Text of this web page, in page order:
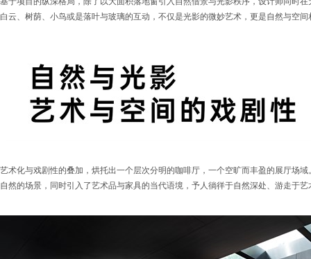
白云、树荫、小鸟或是落叶与玻璃的互动，不仅是光影的微妙艺术，更是自然与空
艺术化与戏剧性的叠加，烘托出一个层次分明的咖啡厅，一个空旷而丰盈的展厅场
自然的场景，同时引入了艺术品与家具的当代语境，予人徜徉于自然深处、游走于